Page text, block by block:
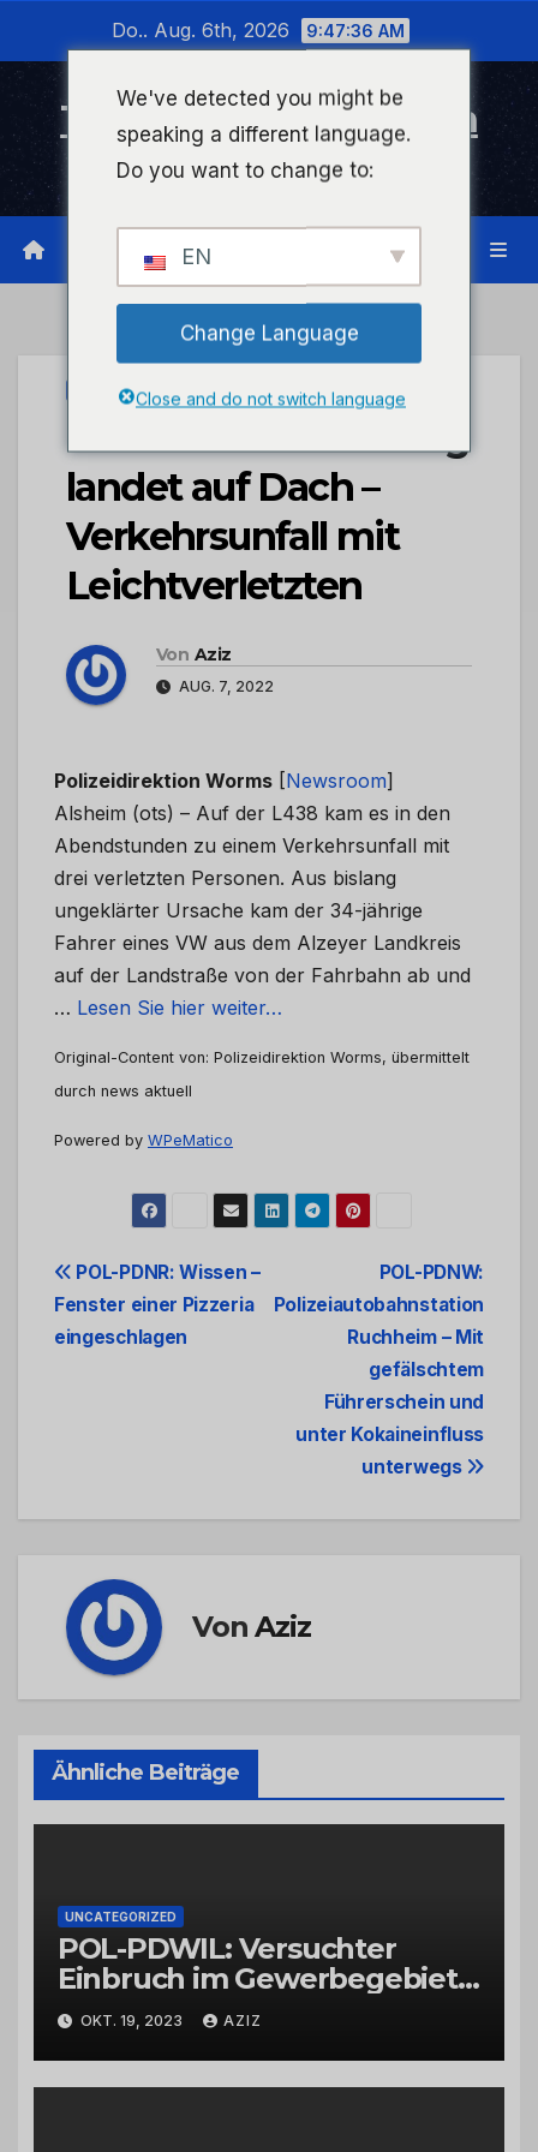
wechseln
Do.. Aug. 6th, 2026 9:47:36 AM
Timeline Bad Kreuznach
Infonetzwerk für Bad Kreuznach
UNCATEGORIZED
POL-PDWO: Fahrzeug
landet auf Dach –
Verkehrsunfall mit
Leichtverletzten
Von Aziz
AUG. 7, 2022
Polizeidirektion Worms [Newsroom]
Alsheim (ots) – Auf der L438 kam es in den
Abendstunden zu einem Verkehrsunfall mit
drei verletzten Personen. Aus bislang
ungeklärter Ursache kam der 34-jährige
Fahrer eines VW aus dem Alzeyer Landkreis
auf der Landstraße von der Fahrbahn ab und
… Lesen Sie hier weiter…
Original-Content von: Polizeidirektion Worms, übermittelt
durch news aktuell
Powered by WPeMatico
Beitrags-
Navigation
POL-PDNW:
Polizeiautobahnstation
Ruchheim – Mit
gefälschtem
Führerschein und
unter Kokaineinfluss
unterwegs
POL-PDNR: Wissen –
Fenster einer Pizzeria
eingeschlagen
VonAziz
Ähnliche Beiträge
UNCATEGORIZED
POL-PDWIL: Versuchter
Einbruch im Gewerbegebiet
Wittlich
OKT. 19, 2023 AZIZ
We've detected you might be
speaking a different language.
Do you want to change to:
EN
Change Language
Close and do not switch language